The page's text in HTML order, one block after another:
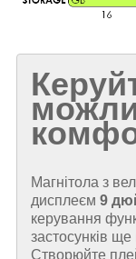
Магнітола з
дисплеєм 9
керування
застосунків
Створюйте